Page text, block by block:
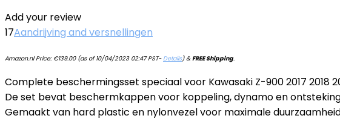
Add your review
17Aandrijving and versnellingen
Amazon.nl Price: €139.00(as of 10/04/2023 02:47 PST- Details)&FREE Shipping.
Complete beschermingsset speciaal voor Kawasaki Z-900 2017 2018
De set bevat beschermkappen voor koppeling, dynamo en
Gemaakt van hard plastic en nylonvezel voor maximale